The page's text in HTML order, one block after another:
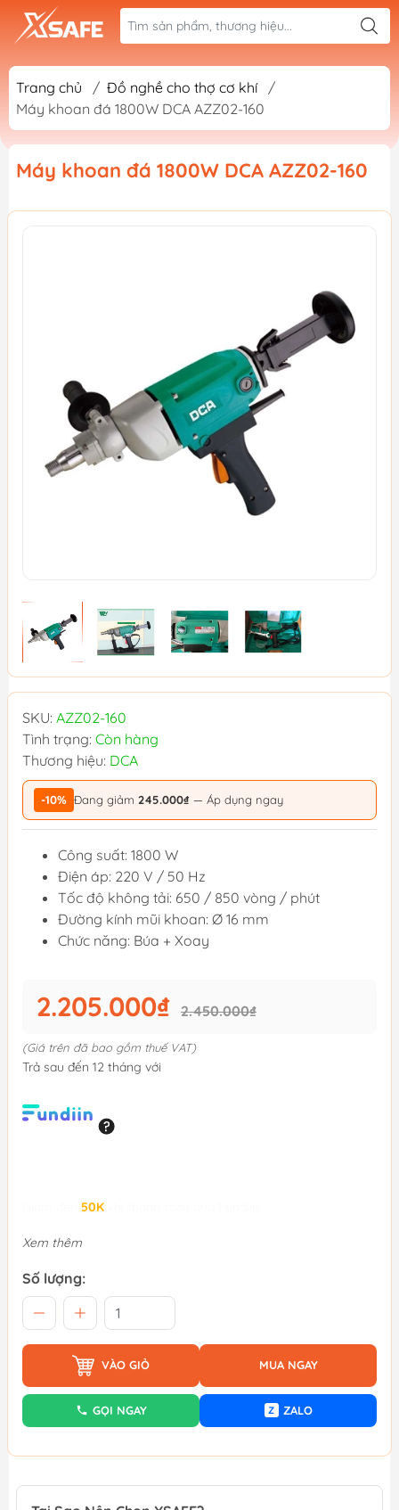
Trang chủ / Đồ nghề cho thợ cơ khí
/
Máy khoan đá 1800W DCA AZZ02-160
Máy khoan đá 1800W DCA AZZ02-160
SKU: AZZ02-160
Tình trạng: Còn hàng
Thương hiệu: DCA
-10% Đang giảm 245.000₫ — Áp dụng ngay
Công suất: 1800 W
Điện áp: 220 V / 50 Hz
Tốc độ không tải: 650 / 850 vòng / phút
Đường kính mũi khoan: Ø 16 mm
Chức năng: Búa + Xoay
2.205.000₫ 2.450.000₫
(Giá trên đã bao gồm thuế VAT)
Trả sau đến 12 tháng với
50K
Xem thêm
Số lượng:
VÀO GIỎ MUA NGAY
GỌI NGAY Z ZALO